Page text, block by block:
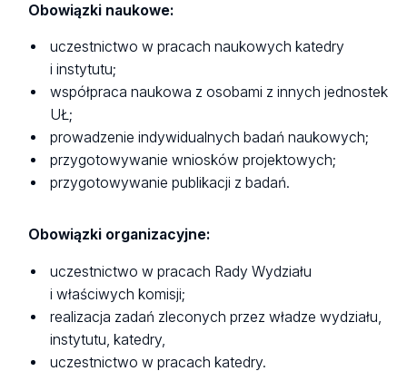
Obowiązki naukowe:
uczestnictwo w pracach naukowych katedry
i instytutu;
współpraca naukowa z osobami z innych jednostek
UŁ;
prowadzenie indywidualnych badań naukowych;
przygotowywanie wniosków projektowych;
przygotowywanie publikacji z badań.
Obowiązki organizacyjne:
uczestnictwo w pracach Rady Wydziału
i właściwych komisji;
realizacja zadań zleconych przez władze wydziału,
instytutu, katedry,
uczestnictwo w pracach katedry.